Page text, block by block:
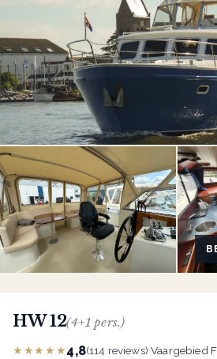
HW 12(4+1 pers.)
★★★★★4,8(114 reviews)·Vaargebied